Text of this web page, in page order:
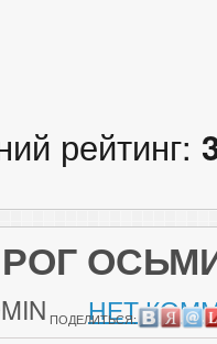
рейтинг:
НЕТ
ПОДЕЛИТЬСЯ: